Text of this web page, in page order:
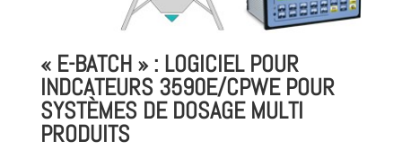
« E-BATCH » : LOGICIEL POUR
INDCATEURS 3590E/CPWE POUR
SYSTÈMES DE DOSAGE MULTI
PRODUITS